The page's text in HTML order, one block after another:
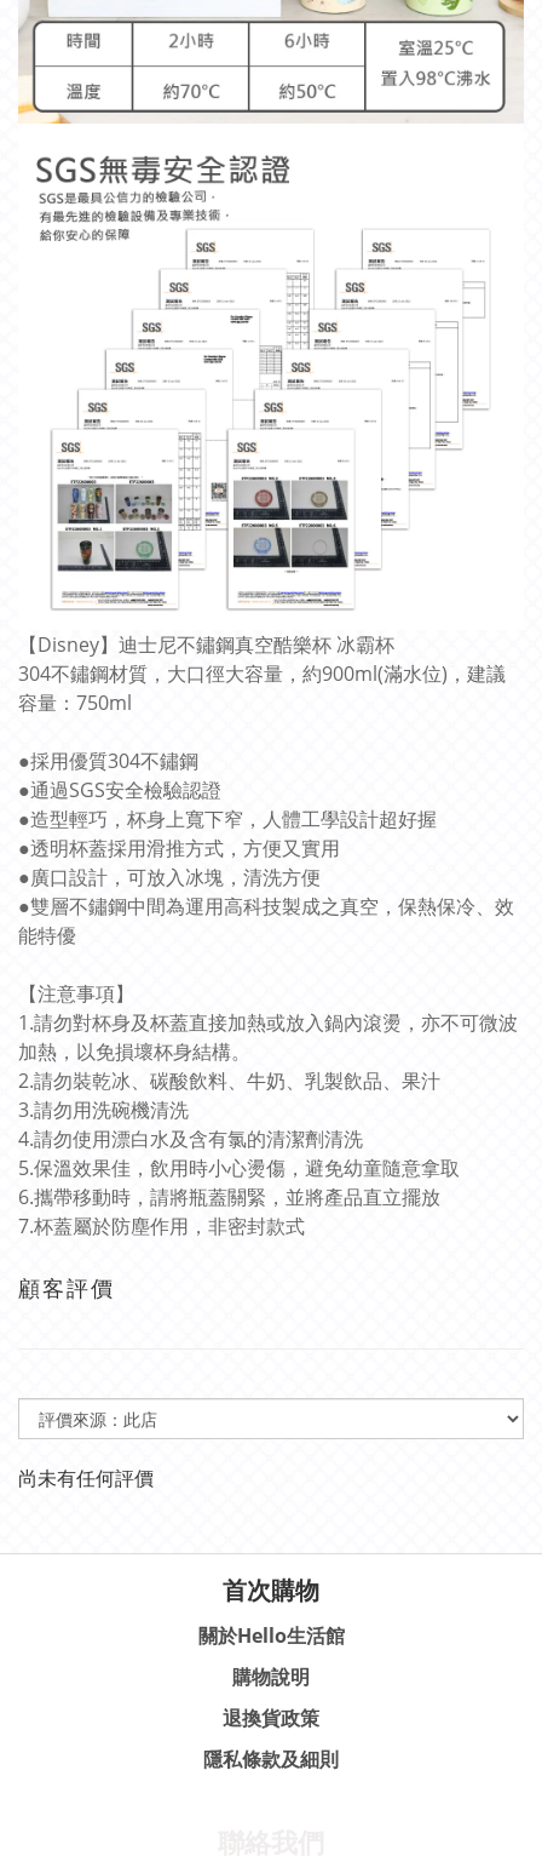
【Disney】迪士尼不鏽鋼真空酷樂杯 冰霸杯
304不鏽鋼材質，大口徑大容量，約900ml(滿水位)，建議
容量：750ml
●採用優質304不鏽鋼
●通過SGS安全檢驗認證
●造型輕巧，杯身上寬下窄，人體工學設計超好握
●透明杯蓋採用滑推方式，方便又實用
●廣口設計，可放入冰塊，清洗方便
●雙層不鏽鋼中間為運用高科技製成之真空，保熱保冷、效
能特優
【注意事項】
1.請勿對杯身及杯蓋直接加熱或放入鍋內滾燙，亦不可微波
加熱，以免損壞杯身結構。
2.請勿裝乾冰、碳酸飲料、牛奶、乳製飲品、果汁
3.請勿用洗碗機清洗
4.請勿使用漂白水及含有氯的清潔劑清洗
5.保溫效果佳，飲用時小心燙傷，避免幼童隨意拿取
6.攜帶移動時，請將瓶蓋關緊，並將產品直立擺放
7.杯蓋屬於防塵作用，非密封款式
顧客評價
尚未有任何評價
首次購物
關於Hello生活館
購物說明
退換貨政策
隱私條款及細則